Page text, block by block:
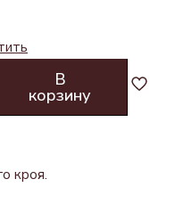
В
корзину
кроя.